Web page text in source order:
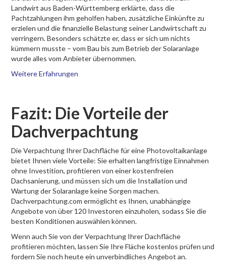
Landwirt aus Baden-Württemberg erklärte, dass die
Pachtzahlungen ihm geholfen haben, zusätzliche Einkünfte zu
erzielen und die finanzielle Belastung seiner Landwirtschaft zu
verringern. Besonders schätzte er, dass er sich um nichts
kümmern musste – vom Bau bis zum Betrieb der Solaranlage
wurde alles vom Anbieter übernommen.
Weitere Erfahrungen
Fazit: Die Vorteile der
Dachverpachtung
Die Verpachtung Ihrer Dachfläche für eine Photovoltaikanlage
bietet Ihnen viele Vorteile: Sie erhalten langfristige Einnahmen
ohne Investition, profitieren von einer kostenfreien
Dachsanierung, und müssen sich um die Installation und
Wartung der Solaranlage keine Sorgen machen.
Dachverpachtung.com ermöglicht es Ihnen, unabhängige
Angebote von über 120 Investoren einzuholen, sodass Sie die
besten Konditionen auswählen können.
Wenn auch Sie von der Verpachtung Ihrer Dachfläche
profitieren möchten, lassen Sie Ihre Fläche kostenlos prüfen und
fordern Sie noch heute ein unverbindliches Angebot an.